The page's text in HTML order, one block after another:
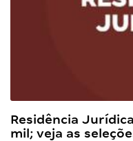
Residência
mil; veja as